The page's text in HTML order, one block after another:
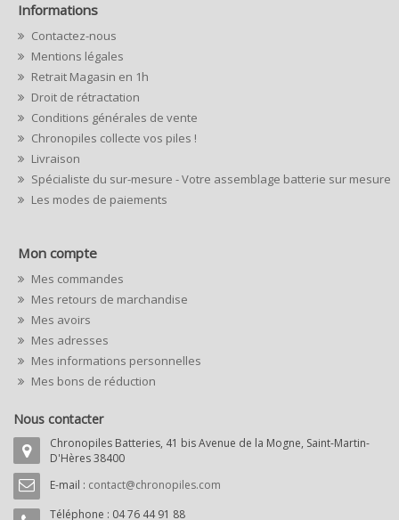
Informations
Contactez-nous
Mentions légales
Retrait Magasin en 1h
Droit de rétractation
Conditions générales de vente
Chronopiles collecte vos piles !
Livraison
Spécialiste du sur-mesure - Votre assemblage batterie sur mesure
Les modes de paiements
Mon compte
Mes commandes
Mes retours de marchandise
Mes avoirs
Mes adresses
Mes informations personnelles
Mes bons de réduction
Nous contacter
Chronopiles Batteries, 41 bis Avenue de la Mogne, Saint-Martin-
D'Hères 38400
E-mail : contact@chronopiles.com
Téléphone : 04 76 44 91 88